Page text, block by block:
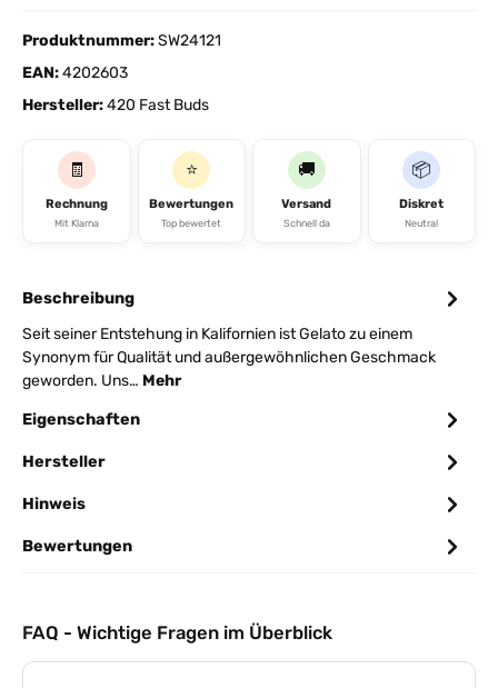
Produktnummer:SW24121
EAN:4202603
Hersteller:420 Fast Buds
🧾
Rechnung
Mit Klarna
⭐
Bewertungen
Top bewertet
🚚
Versand
Schnell da
📦
Diskret
Neutral
Beschreibung
Seit seiner Entstehung in Kalifornien ist Gelato zu einem
Synonym für Qualität und außergewöhnlichen Geschmack
geworden. Uns… Mehr
Eigenschaften
Hersteller
Hinweis
Bewertungen
FAQ - Wichtige Fragen im Überblick